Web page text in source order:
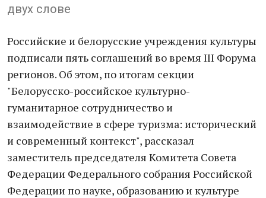
двух слове
Российские и белорусские учреждения культуры
подписали пять соглашений во время III Форума
регионов. Об этом, по итогам секции
"Белорусско-российское культурно-
гуманитарное сотрудничество и
взаимодействие в сфере туризма: исторический
и современный контекст", рассказал
заместитель председателя Комитета Совета
Федерации Федерального собрания Российской
Федерации по науке, образованию и культуре